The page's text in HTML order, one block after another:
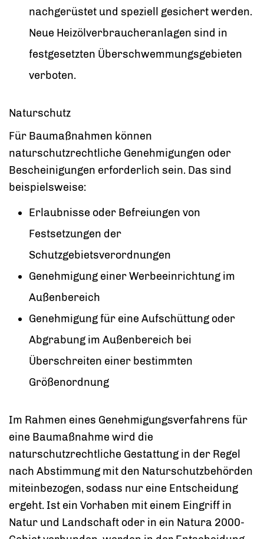
nachgerüstet und speziell gesichert werden.
Neue Heizölverbraucheranlagen sind in
festgesetzten Überschwemmungsgebieten
verboten.
Naturschutz
Für Baumaßnahmen können
naturschutzrechtliche Genehmigungen oder
Bescheinigungen erforderlich sein. Das sind
beispielsweise:
Erlaubnisse oder Befreiungen von
Festsetzungen der
Schutzgebietsverordnungen
Genehmigung einer Werbeeinrichtung im
Außenbereich
Genehmigung für eine Aufschüttung oder
Abgrabung im Außenbereich bei
Überschreiten einer bestimmten
Größenordnung
Im Rahmen eines Genehmigungsverfahrens für
eine Baumaßnahme wird die
naturschutzrechtliche Gestattung in der Regel
nach Abstimmung mit den Naturschutzbehörden
miteinbezogen, sodass nur eine Entscheidung
ergeht. Ist ein Vorhaben mit einem Eingriff in
Natur und Landschaft oder in ein Natura 2000-